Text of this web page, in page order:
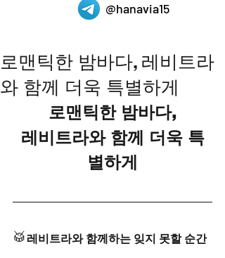
@hanavia15
로맨틱한 밤바다, 레비트라
와 함께 더욱 특별하게
로맨틱한 밤바다,
레비트라와 함께 더욱 특
별하게
🥁 레비트라와 함께하는 잊지 못할 순간